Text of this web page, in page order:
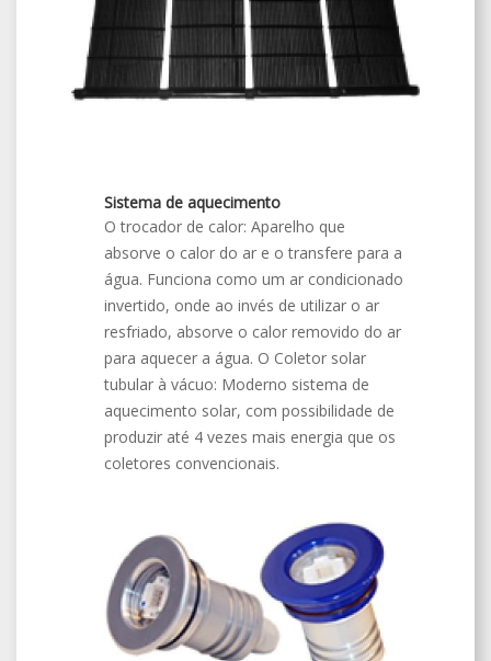
Sistema de aquecimento
O trocador de calor: Aparelho que
absorve o calor do ar e o transfere para a
água. Funciona como um ar condicionado
invertido, onde ao invés de utilizar o ar
resfriado, absorve o calor removido do ar
para aquecer a água. O Coletor solar
tubular à vácuo: Moderno sistema de
aquecimento solar, com possibilidade de
produzir até 4 vezes mais energia que os
coletores convencionais.